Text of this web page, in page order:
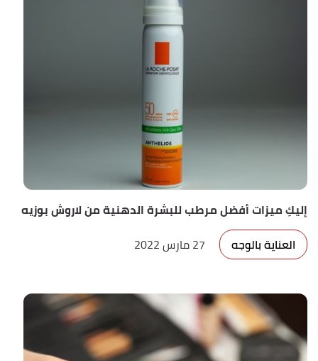
إليكِ ميزات أفضل مرطب للبشرة الدهنية من لاروش بوزيه
العناية بالوجه
27 مارس 2022